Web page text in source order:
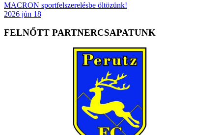
MACRON sportfelszerelésbe öltözünk!
2026 jún 18
FELNŐTT PARTNERCSAPATUNK